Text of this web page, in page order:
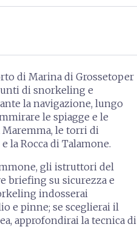
di Marina di Grossetoper
di snorkeling e
la navigazione, lungo
le spiagge e le
Maremma, le torri di
la Rocca di Talamone.
gli istruttori del
briefing su sicurezza e
indosserai
e pinne; se sceglierai il
approfondirai la tecnica di